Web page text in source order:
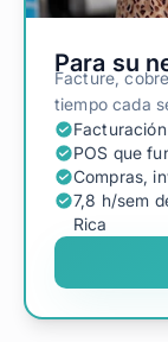
Para su
Facture,
tiempo cada
POS que
Compras,
7,8 h/sem
Rica